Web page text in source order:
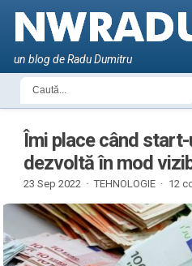
un blog de Radu Dumitru
Îmi place când
dezvoltă în mod
23 Sep 2022 · TEHNOLOGIE · 12